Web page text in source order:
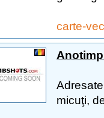
carte-
micuţi,